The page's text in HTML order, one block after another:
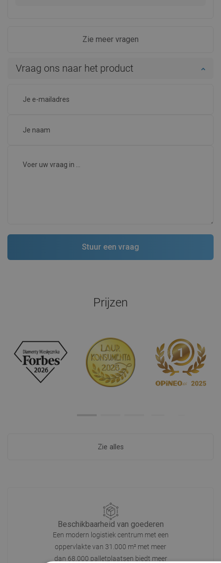
Zie meer vragen
Vraag ons naar het product
Prijzen
Zie alles
Beschikbaarheid van goederen
Een modern logistiek centrum met een
oppervlakte van 31.000 m² met meer
dan 68.000 palletplaatsen biedt meer